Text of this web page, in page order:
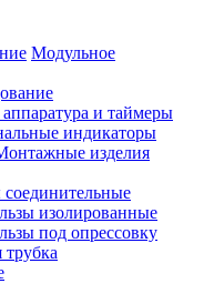
Модульное
и таймеры
индикаторы
изделия
изолированные
под опрессовку